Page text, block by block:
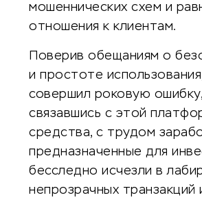
мошеннических схем и
отношения к клиентам.
Поверив обещаниям о
и простоте
совершил роковую ошибку,
связавшись с этой
средства, с трудом
предназначенные для
бесследно исчезли в
непрозрачных транзакций